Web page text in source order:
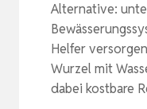
Alternative:
Helfer
Wurzel mit
dabei kostbare